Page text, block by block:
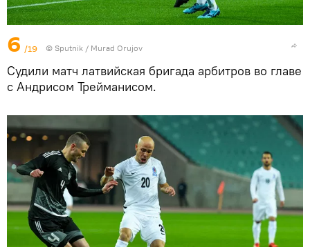
6 /19 © Sputnik / Murad Orujov
Судили матч латвийская бригада арбитров во главе
с Андрисом Трейманисом.